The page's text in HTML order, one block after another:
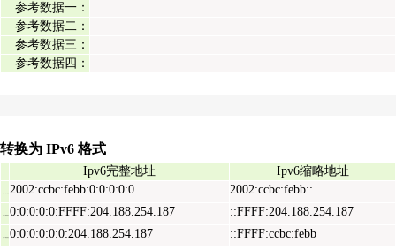
参考数据一：
参考数据二：
参考数据三：
参考数据四：
转换为 IPv6 格式
Ipv6完整地址 Ipv6缩略地址
2002:ccbc:febb:0:0:0:0:0 2002:ccbc:febb::
0:0:0:0:0:FFFF:204.188.254.187 ::FFFF:204.188.254.187
0:0:0:0:0:0:204.188.254.187 ::FFFF:ccbc:febb